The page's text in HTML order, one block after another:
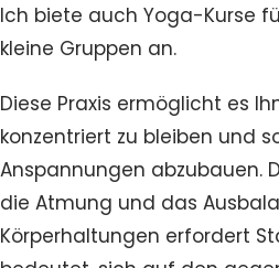
Ich biete auch Yoga-Kurse
kleine Gruppen an.
Diese Praxis ermöglicht es
konzentriert zu bleiben und
Anspannungen abzubauen.
die Atmung und das
Körperhaltungen erfordert